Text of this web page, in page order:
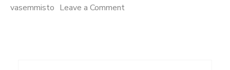
vasemmisto Leave a Commenton